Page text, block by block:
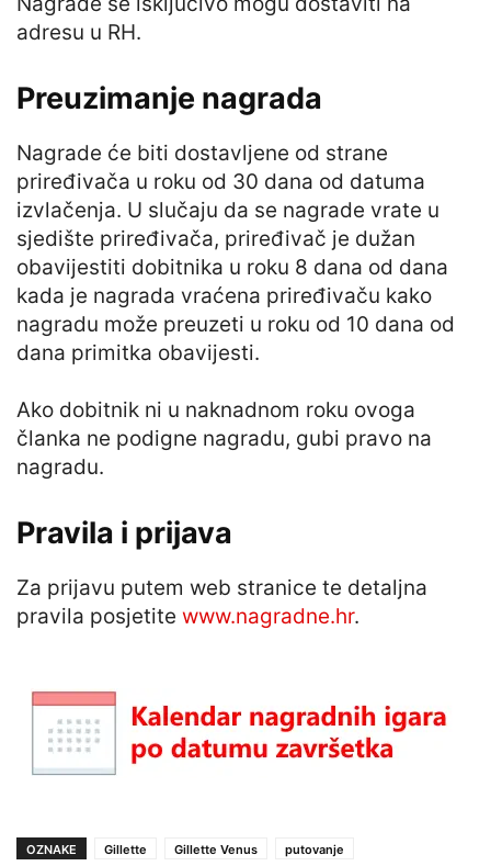
adresu u RH.
Preuzimanje nagrada
Nagrade će biti dostavljene od strane
priređivača u roku od 30 dana od datuma
izvlačenja. U slučaju da se nagrade vrate u
sjedište priređivača, priređivač je dužan
obavijestiti dobitnika u roku 8 dana od dana
kada je nagrada vraćena priređivaču kako
nagradu može preuzeti u roku od 10 dana od
dana primitka obavijesti.
Ako dobitnik ni u naknadnom roku ovoga
članka ne podigne nagradu, gubi pravo na
nagradu.
Pravila i prijava
Za prijavu putem web stranice te detaljna
pravila posjetite www.nagradne.hr.
OZNAKE Gillette Gillette Venus putovanje